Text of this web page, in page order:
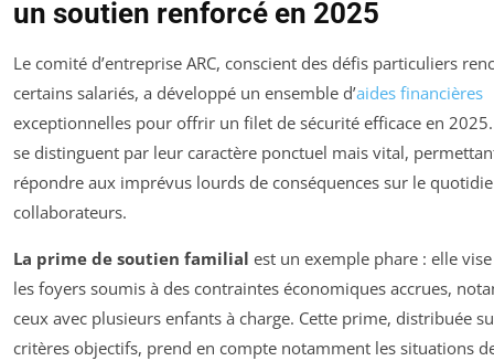
un soutien renforcé en 2025
Le comité d’entreprise ARC, conscient des défis particuliers
certains salariés, a développé un ensemble d’aides financières
exceptionnelles pour offrir un filet de sécurité efficace en 2025.
se distinguent par leur caractère ponctuel mais vital,
répondre aux imprévus lourds de conséquences sur le
collaborateurs.
La prime de soutien familial est un exemple phare : elle
les foyers soumis à des contraintes économiques accrues,
ceux avec plusieurs enfants à charge. Cette prime, distribuée
critères objectifs, prend en compte notamment les situations